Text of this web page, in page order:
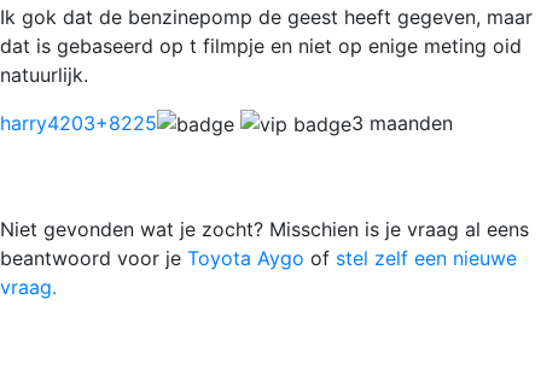
Ik gok dat de benzinepomp de geest heeft gegeven, maar
dat is gebaseerd op t filmpje en niet op enige meting oid
natuurlijk.
harry4203+8225 3 maanden
Niet gevonden wat je zocht? Misschien is je vraag al eens
beantwoord voor je Toyota Aygo of stel zelf een nieuwe
vraag.